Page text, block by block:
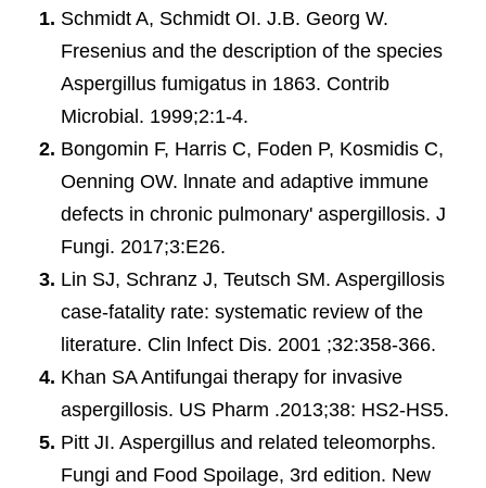
Schmidt A, Schmidt OI. J.B. Georg W.
Fresenius and the description of the species
Aspergillus fumigatus in 1863. Contrib
Microbial. 1999;2:1-4.
Bongomin F, Harris C, Foden P, Kosmidis C,
Oenning OW. lnnate and adaptive immune
defects in chronic pulmonary' aspergillosis. J
Fungi. 2017;3:E26.
Lin SJ, Schranz J, Teutsch SM. Aspergillosis
case-fatality rate: systematic review of the
literature. Clin lnfect Dis. 2001 ;32:358-366.
Khan SA Antifungai therapy for invasive
aspergillosis. US Pharm .2013;38: HS2-HS5.
Pitt JI. Aspergillus and related teleomorphs.
Fungi and Food Spoilage, 3rd edition. New